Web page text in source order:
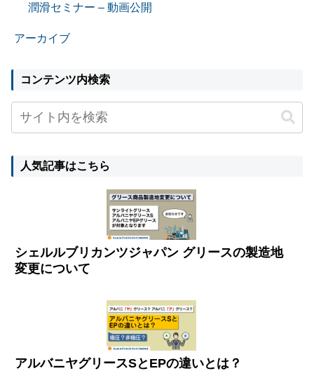
潤滑セミナー – 動画公開
アーカイブ
コンテンツ内検索
人気記事はこちら
シェルルブリカンツジャパン グリースの製造地
変更について
アルバニヤグリースSとEPの違いとは？